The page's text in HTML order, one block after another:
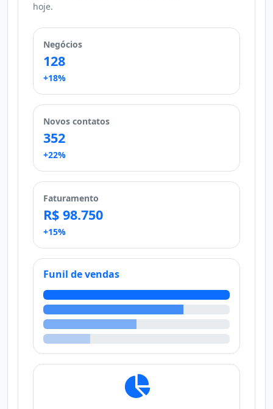
hoje.
Negócios
128
+18%
Novos contatos
352
+22%
Faturamento
R$ 98.750
+15%
Funil de vendas